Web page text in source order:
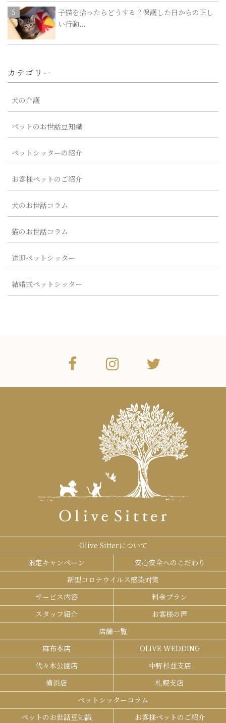
子猫を拾ったらどうする？保護した日からの正し
い行動...
カテゴリー
犬の介護
ペットのお世話豆知識
ペットシッターの紹介
お客様ペットのご紹介
犬のお世話コラム
猫のお世話コラム
送迎ペットシッター
結婚式ペットシッター
Olive Sitterについて
限定キャンペーン
安心安全へのこだわり
新型コロナウイルス感染対策
サービス内容
料金プラン
スタッフ紹介
お客様の声
店舗一覧
麻布本店
OLIVE WEDDING
代々木公園店
中野杉並支店
横浜店
札幌支店
ペットシッターコラム
ペットのお世話豆知識
お客様ペットのご紹介